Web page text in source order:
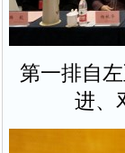
第一排自
进、